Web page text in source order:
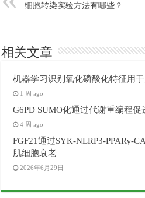
细胞转染实验方法有哪些？
相关文章
机器学习识别氧化磷酸化特征用
1 周 ago
G6PD SUMO化通过代谢重编程
4 周 ago
FGF21通过SYK-NLRP3-PPARγ-
肌细胞衰老
2026年6月29日